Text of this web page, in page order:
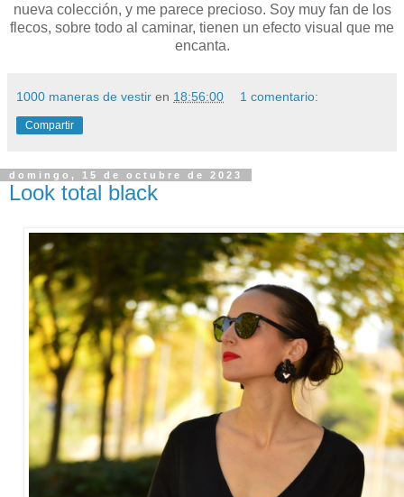
nueva colección, y me parece precioso. Soy muy fan de los
flecos, sobre todo al caminar, tienen un efecto visual que me
encanta.
1000 maneras de vestir en 18:56:00 1 comentario:
Compartir
domingo, 15 de octubre de 2023
Look total black